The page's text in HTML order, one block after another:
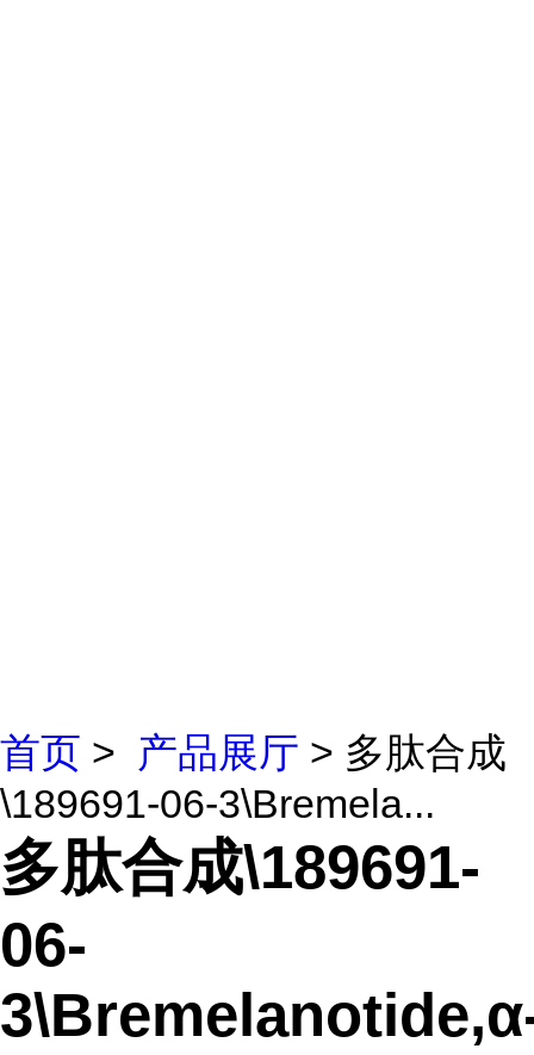
首页 > 产品展厅 > 多肽合成
\189691-06-3\Bremela...
多肽合成\189691-
06-